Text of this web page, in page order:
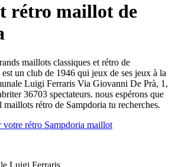
rétro maillot de
maillots classiques et rétro de
un club de 1946 qui jeux de ses jeux à la
Luigi Ferraris Via Giovanni De Prà, 1,
36703 spectateurs. nous espérons que
rétro de Sampdoria tu recherches.
rétro Sampdoria maillot
Luigi Ferraris